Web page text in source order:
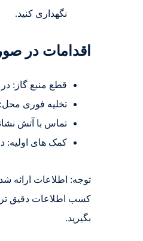
نگهداری کنید.
اقدامات در
قطع منبع گاز:
تخلیه فوری
تماس با آتش
کمک های اولیه:
توجه: اطلاعات ارائه
کسب اطلاعات دقیق تر
بگیرید.